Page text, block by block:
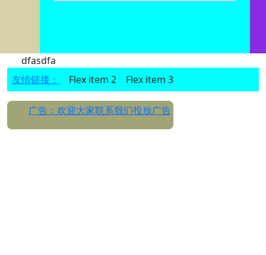
dfasdfa
友情链接：
Flex item 2 Flex item 3
广告：欢迎大家联系我们投放广告